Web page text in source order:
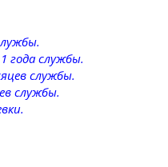
года службы.
службы.
службы.